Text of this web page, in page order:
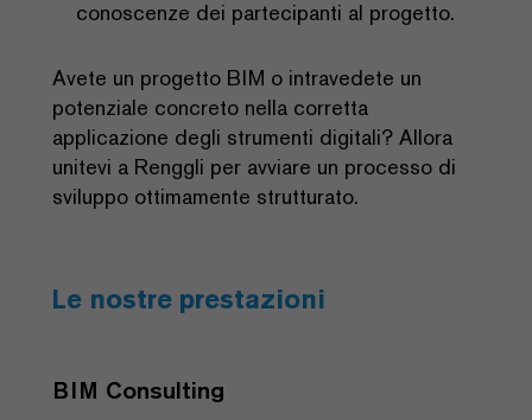
conoscenze dei partecipanti al progetto.
Avete un progetto BIM o intravedete un
potenziale concreto nella corretta
applicazione degli strumenti digitali? Allora
unitevi a Renggli per avviare un processo di
sviluppo ottimamente strutturato.
Le nostre prestazioni
BIM Consulting